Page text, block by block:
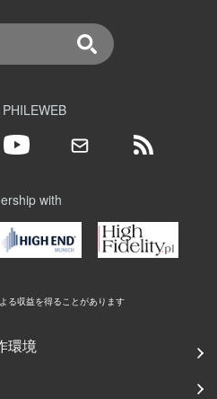
with
る収益を得ることがあります
環境